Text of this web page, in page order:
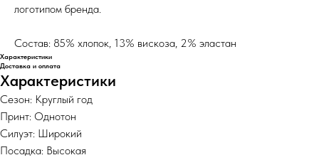
логотипом бренда.
Состав: 85% хлопок, 13% вискоза, 2% эластан
Характеристики
Доставка и оплата
Характеристики
Сезон: Круглый год
Принт: Однотон
Силуэт: Широкий
Посадка: Высокая